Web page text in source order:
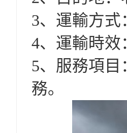
3、運輸方式
4、運輸時效
5、服務項
務。